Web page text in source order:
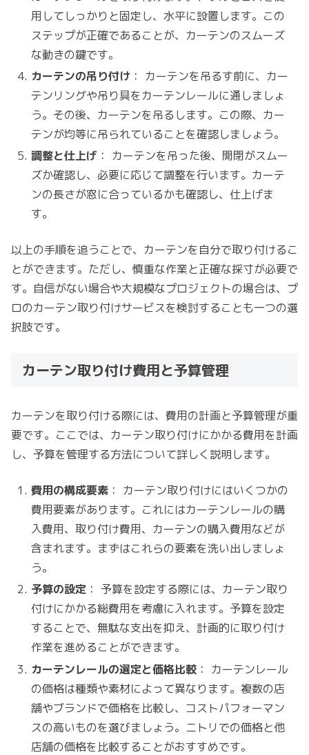
用してしっかりと固定し、水平に設置します。この
ステップが正確であることが、カーテンのスムーズ
な動きの鍵です。
カーテンの吊り付け ： カーテンを吊るす前に、カー
テンリングや吊り具をカーテンレールに通しましょ
う。その後、カーテンを吊るします。この際、カー
テンが均等に吊られていることを確認しましょう。
調整と仕上げ ： カーテンを吊った後、開閉がスムー
ズか確認し、必要に応じて調整を行います。カーテ
ンの長さが窓に合っているかも確認し、仕上げま
す。
以上の手順を追うことで、カーテンを自分で取り付けるこ
とができます。ただし、慎重な作業と正確な採寸が必要で
す。自信がない場合や大規模なプロジェクトの場合は、プ
ロのカーテン取り付けサービスを検討することも一つの選
択肢です。
カーテン取り付け費用と予算管理
カーテンを取り付ける際には、費用の計画と予算管理が重
要です。ここでは、カーテン取り付けにかかる費用を計画
し、予算を管理する方法について詳しく説明します。
費用の構成要素 ： カーテン取り付けにはいくつかの
費用要素があります。これにはカーテンレールの購
入費用、取り付け費用、カーテンの購入費用などが
含まれます。まずはこれらの要素を洗い出しましょ
う。
予算の設定 ： 予算を設定する際には、カーテン取り
付けにかかる総費用を考慮に入れます。予算を設定
することで、無駄な支出を抑え、計画的に取り付け
作業を進めることができます。
カーテンレールの選定と価格比較 ： カーテンレール
の価格は種類や素材によって異なります。複数の店
舗やブランドで価格を比較し、コストパフォーマン
スの高いものを選びましょう。ニトリでの価格と他
店舗の価格を比較することがおすすめです。